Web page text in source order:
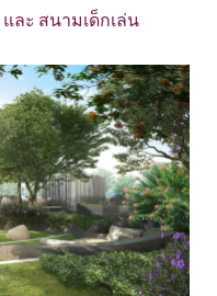
และ สนามเด็กเล่น